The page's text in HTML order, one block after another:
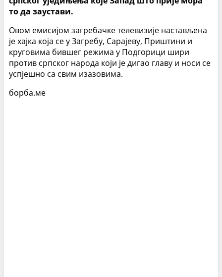
то да заустави.
Овом емисијом загребачке телевизије настављена
је хајка која се у Загребу, Сарајеву, Приштини и
круговима бившег режима у Подгорици шири
против српског народа који је дигао главу и носи се
успјешно са свим изазовима.
борба.ме